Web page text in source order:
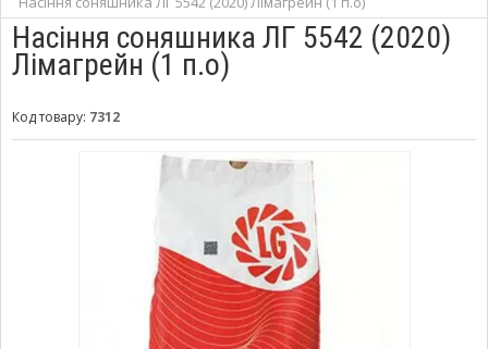
Насіння соняшника ЛГ 5542 (2020)
Лімагрейн (1 п.о)
Код товару: 7312